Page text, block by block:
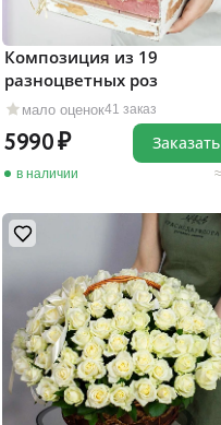
мало оценок41 заказ
Композиция из 19
разноцветных роз
5990
в наличии
Заказать